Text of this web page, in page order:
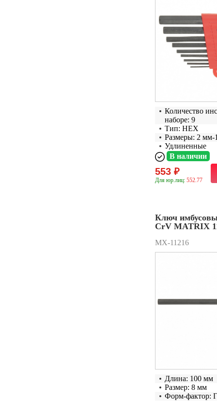
Количество
наборе: 9
Тип: HEX
Размеры: 2 мм-
Удлиненные
В наличии
553 ₽
Для юр.лиц: 552.77
Ключ
CrV MATRIX
MX-11216
Длина: 100 мм
Размер: 8 мм
Форм-фактор: